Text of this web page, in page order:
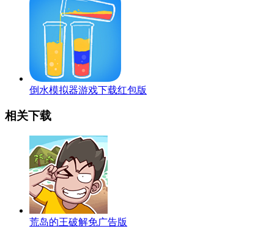
倒水模拟器游戏下载红包版
相关下载
荒岛的王破解免广告版